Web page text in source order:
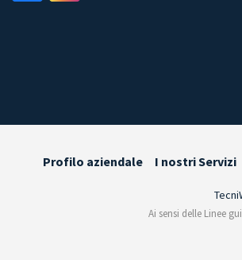
Profilo aziendale I nostri Servizi
Ai sensi delle Linee